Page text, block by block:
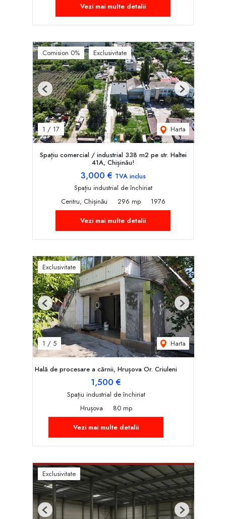
Vezi mai multe detalii
Comision 0% Exclusivitate
1 / 17 Harta
Previous Next
Spațiu comercial / industrial 338 m2 pe str. Haltei
41A, Chișinău!
3,000 € TVA inclus
Spațiu industrial de închiriat
Centru, Chișinău
296 mp
1976
Vezi mai multe detalii
Exclusivitate
1 / 5 Harta
Previous Next
Hală de procesare a cărnii, Hrușova Or. Criuleni
1,500 €
Spațiu industrial de închiriat
Hrușova
80 mp
Vezi mai multe detalii
Exclusivitate
Previous Next